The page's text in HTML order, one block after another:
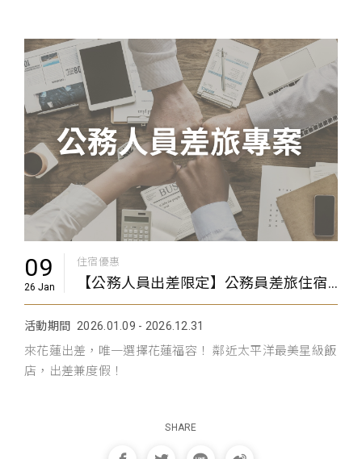
09
26 Jan
住宿優惠
【公務人員出差限定】公務員差旅住宿優惠
活動期間 2026.01.09 - 2026.12.31
來花蓮出差，唯一選擇花蓮福容！ 鄰近太平洋最美星級飯
店，出差兼度假！
SHARE